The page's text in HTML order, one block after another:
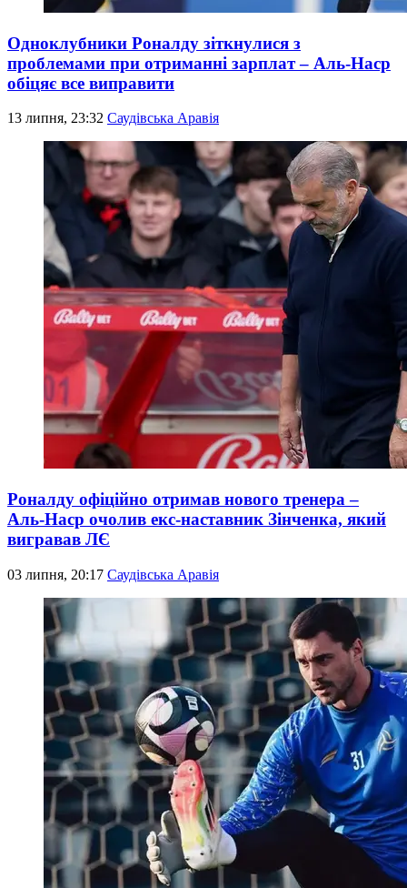
Одноклубники Роналду зіткнулися з
проблемами при отриманні зарплат – Аль-Наср
обіцяє все виправити
13 липня, 23:32 Саудівська Аравія
Роналду офіційно отримав нового тренера –
Аль-Наср очолив екс-наставник Зінченка, який
вигравав ЛЄ
03 липня, 20:17 Саудівська Аравія